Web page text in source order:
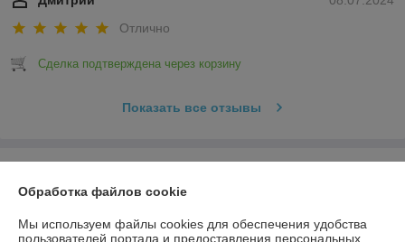
Отлично
Сделка подтверждена через корзину
Показать все отзывы
Обработка файлов cookie
Мы используем файлы cookies для обеспечения удобства
пользователей портала и предоставления персональных